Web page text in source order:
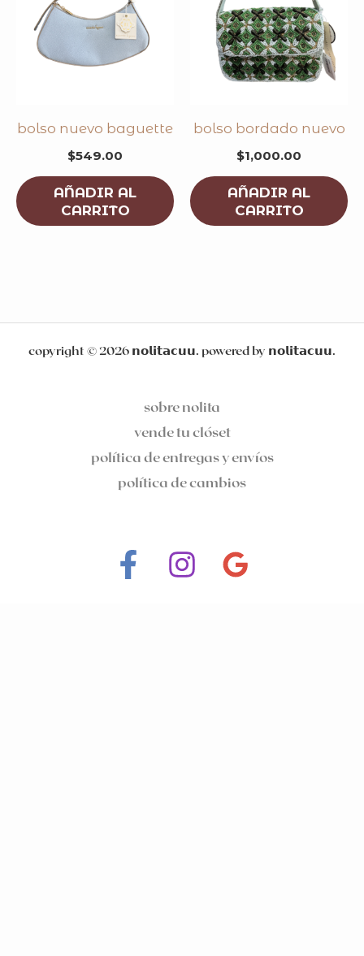
bolso nuevo baguette
$549.00
AÑADIR AL
CARRITO
bolso bordado nuevo
$1,000.00
AÑADIR AL
CARRITO
copyright © 2026 𝗻𝗼𝗹𝗶𝘁𝗮𝗰𝘂𝘂. powered by 𝗻𝗼𝗹𝗶𝘁𝗮𝗰𝘂𝘂.
sobre nolita
vende tu clóset
política de entregas y envíos
política de cambios